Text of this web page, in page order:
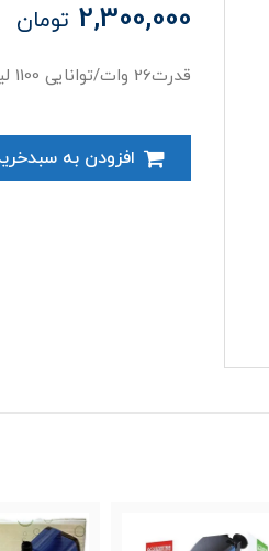
2,300,000 تومان
قدرت26 وات/توانایی 1100 لیتر گردش اب درساعت/برای اکواریوم با حجم 60-130لیتر